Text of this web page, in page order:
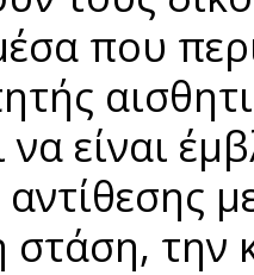
που
είναι
την